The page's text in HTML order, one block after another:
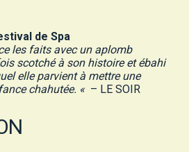
de Spa
les faits avec un aplomb
scotché à son histoire et ébahi
elle parvient à mettre une
chahutée. « – LE SOIR